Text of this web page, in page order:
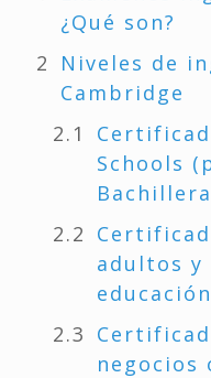
¿Qué son?
Niveles de
Cambridge
Schools
adultos y
negocios